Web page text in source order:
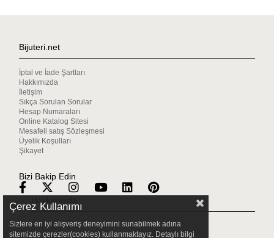
Bijuteri.net
İptal ve İade Şartları
Hakkımızda
İletişim
Sıkça Sorulan Sorular
Hesap Numaraları
Online Katalog Sitesi
Mesafeli satış Sözleşmesi
Üyelik Koşulları
Şikayet
Bizi Bakip Edin
Hakkımızda
Mağazalarımız
Gizlilik & Güvenlik
Çerez Kullanımı
Sizlere en iyi alışveriş deneyimini sunabilmek adına
sitemizde çerezler(cookies) kullanmaktayız. Detaylı bilgi